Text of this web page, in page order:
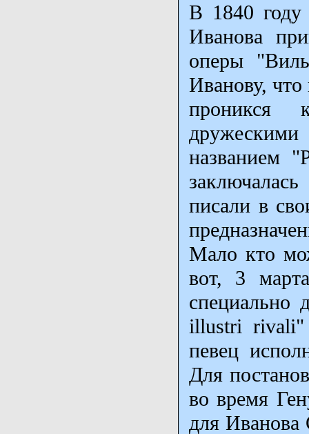
В 1840 году
Иванова
оперы
Иванову,
проникся
названием
писали в
Мало кто
вот, 3
специально
illustri rivali"
певец
Для
во время
для Иванова